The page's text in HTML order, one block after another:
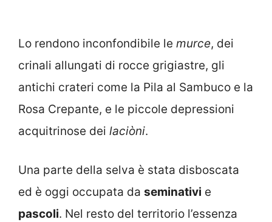
Lo rendono inconfondibile le murce, dei
crinali allungati di rocce grigiastre, gli
antichi crateri come la Pila al Sambuco e la
Rosa Crepante, e le piccole depressioni
acquitrinose dei laciòni.
Una parte della selva è stata disboscata
ed è oggi occupata da seminativi e
pascoli. Nel resto del territorio l’essenza